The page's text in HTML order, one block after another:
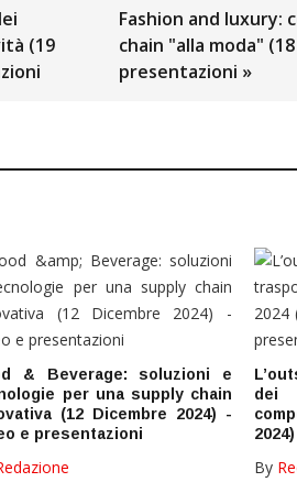
(19
Fashion and luxury:
chain "alla moda"
presentazioni »
& Beverage: soluzioni e
per una supply chain
(12 Dicembre 2024) -
e presentazioni
dei
By